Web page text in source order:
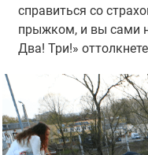
справиться со
прыжком, и вы сами
Два! Три!»